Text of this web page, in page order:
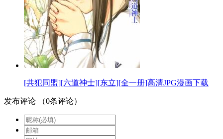
[共犯同盟][六道神士][东立][全一册]高清JPG漫画下载
发布评论 （0条评论）